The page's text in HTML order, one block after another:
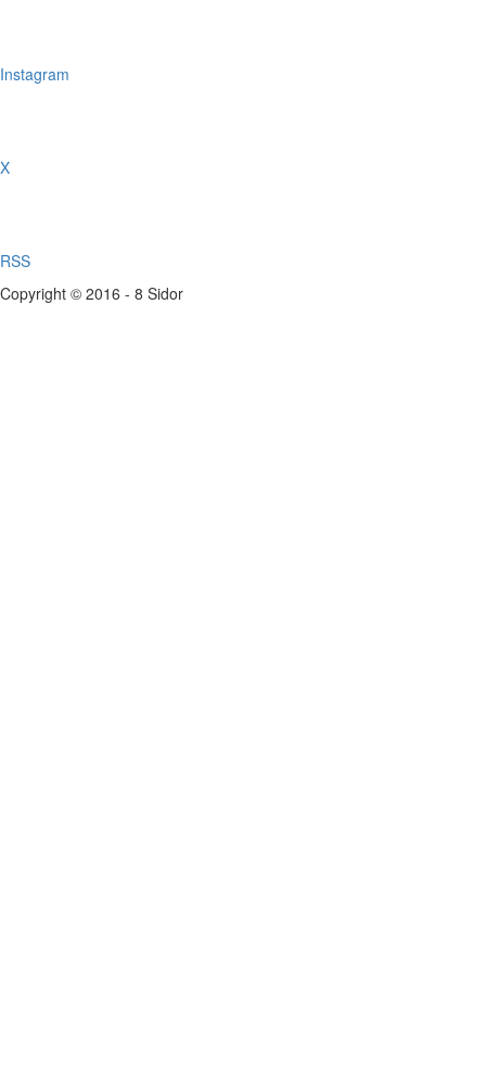
Instagram
X
RSS
Copyright © 2016 - 8 Sidor